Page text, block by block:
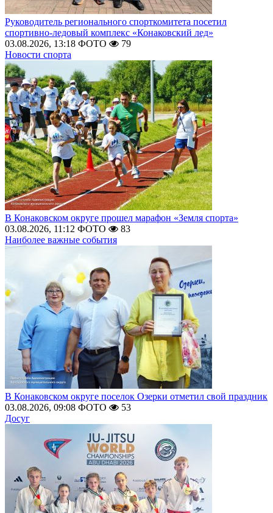
Руководитель регионального спорткомитета посетил
спортивно-ледовый комплекс «Конаковский лед»
03.08.2026, 13:18 ФОТО
79
Новости спорта
В Конаковском округе прошел марафон «Земля спорта»
03.08.2026, 11:12 ФОТО
83
Наиболее важные события
В Конаковском округе поселок Озерки отметил свой праздник
03.08.2026, 09:08 ФОТО
53
Досуг